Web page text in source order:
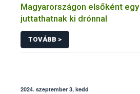
Magyarországon elsőként egy
juttathatnak ki drónnal
TOVÁBB >
2024. szeptember 3, kedd